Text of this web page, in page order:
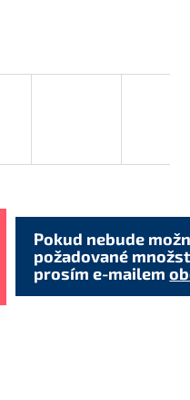
Pokud nebude
požadované
prosím e-mailem